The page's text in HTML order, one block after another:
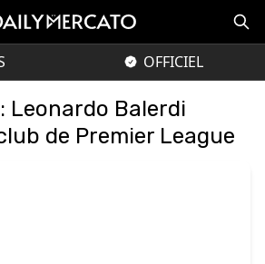
OFFICIEL
Leonardo Balerdi
de Premier League